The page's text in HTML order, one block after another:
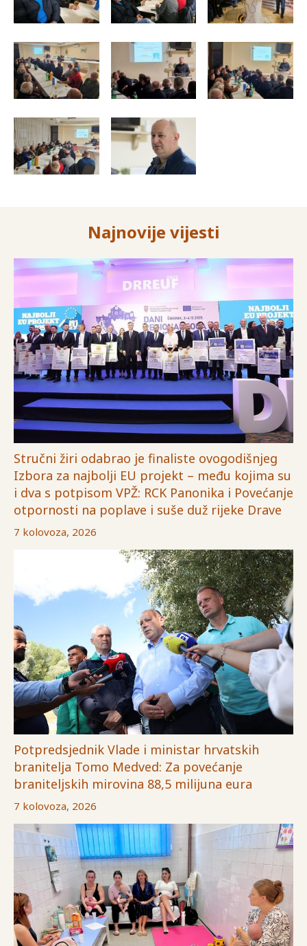
Najnovije vijesti
Stručni žiri odabrao je finaliste ovogodišnjeg
Izbora za najbolji EU projekt – među kojima su
i dva s potpisom VPŽ: RCK Panonika i Povećanje
otpornosti na poplave i suše duž rijeke Drave
7 kolovoza, 2026
Potpredsjednik Vlade i ministar hrvatskih
branitelja Tomo Medved: Za povećanje
braniteljskih mirovina 88,5 milijuna eura
7 kolovoza, 2026